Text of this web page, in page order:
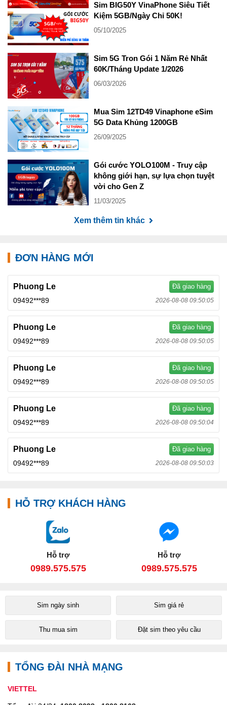
Sim BIG50Y VinaPhone Siêu Tiết
Kiệm 5GB/Ngày Chỉ 50K!
05/10/2025
Sim 5G Tron Gói 1 Năm Rẻ Nhất
60K/Tháng Update 1/2026
06/03/2026
Mua Sim 12TD49 Vinaphone eSim
5G Data Khủng 1200GB
26/09/2025
Gói cước YOLO100M - Truy cập
không giới hạn, sự lựa chọn tuyệt
vời cho Gen Z
11/03/2025
Xem thêm tin khác
ĐƠN HÀNG MỚI
Phuong Le Đã giao hàng
09492***89 2026-08-08 09:50:05
Phuong Le Đã giao hàng
09492***89 2026-08-08 09:50:05
Phuong Le Đã giao hàng
09492***89 2026-08-08 09:50:05
Phuong Le Đã giao hàng
09492***89 2026-08-08 09:50:04
Phuong Le Đã giao hàng
09492***89 2026-08-08 09:50:03
HỖ TRỢ KHÁCH HÀNG
Hỗ trợ
0989.575.575
Hỗ trợ
0989.575.575
Sim ngày sinh Sim giá rẻ
Thu mua sim Đặt sim theo yêu cầu
TỔNG ĐÀI NHÀ MẠNG
VIETTEL